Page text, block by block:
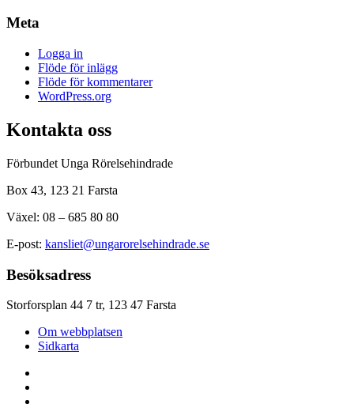
Meta
Logga in
Flöde för inlägg
Flöde för kommentarer
WordPress.org
Kontakta oss
Förbundet Unga Rörelsehindrade
Box 43, 123 21 Farsta
Växel: 08 – 685 80 80
E-post: kansliet@ungarorelsehindrade.se
Besöksadress
Storforsplan 44 7 tr, 123 47 Farsta
Om webbplatsen
Sidkarta